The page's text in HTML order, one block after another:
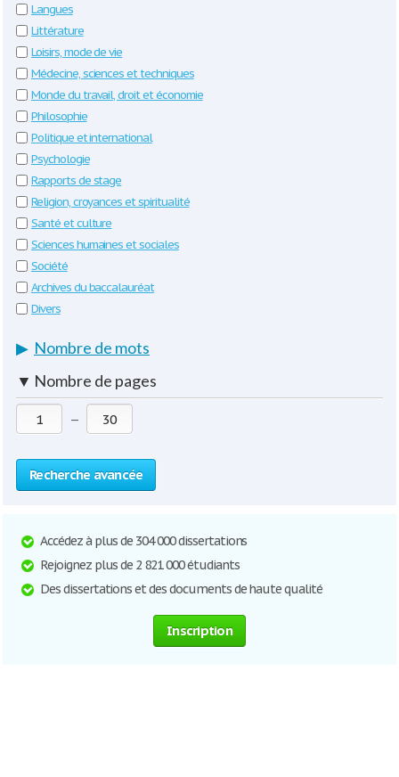
Langues
Littérature
Loisirs, mode de vie
Médecine, sciences et techniques
Monde du travail, droit et économie
Philosophie
Politique et international
Psychologie
Rapports de stage
Religion, croyances et spiritualité
Santé et culture
Sciences humaines et sociales
Société
Archives du baccalauréat
Divers
▶ Nombre de mots
▼ Nombre de pages
—
Recherche avancée
Accédez à plus de 304 000 dissertations
Rejoignez plus de 2 821 000 étudiants
Des dissertations et des documents de haute qualité
Inscription